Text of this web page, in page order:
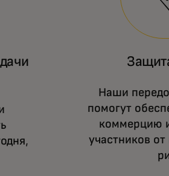
Наши
помогут
коммерцию
участников